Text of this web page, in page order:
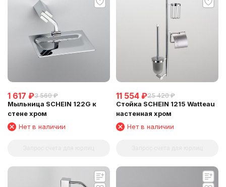
1 617 ₽3 560 ₽
Мыльница SCHEIN 122G к
стене хром
Нет в наличии
11 554 ₽25 420 ₽
Стойка SCHEIN 1215 Watteau
настенная хром
Нет в наличии